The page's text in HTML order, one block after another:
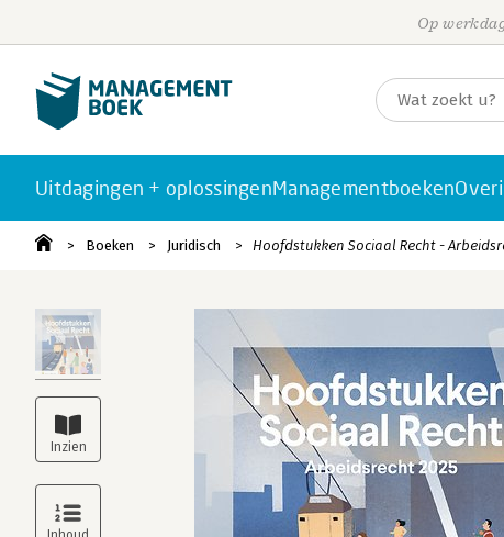
Op
Uitdagingen + oplossingenManagementboeken
Boeken Juridisch Hoofdstukken Sociaal Recht -